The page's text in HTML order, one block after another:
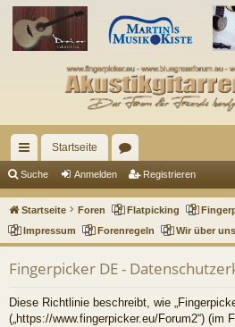
ch
ne
llz
Startseite
en
Suche Anmelden Registrieren
Startseite Foren Flatpicking
Impressum
Forenregeln Wir über uns
Fingerpicker DE -
Diese Richtlinie beschreibt, wie
(„https://www.fingerpicker.eu/Forum2“) (im